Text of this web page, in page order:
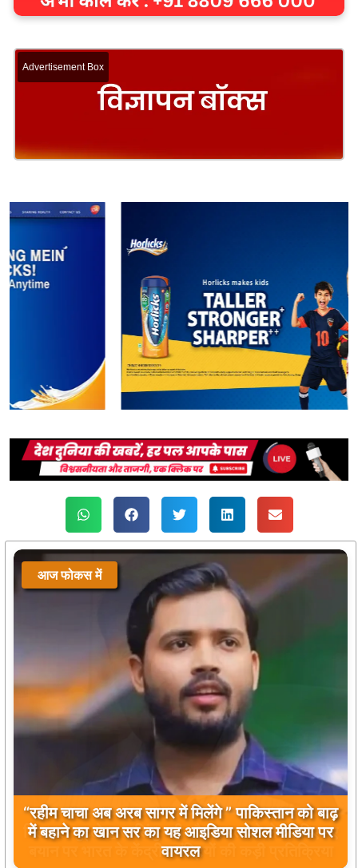
Advertisement Box
आज फोकस में
बिलावल भुट्टो द्वारा सिंधु नदी और भारत को लेकर दिए गए
बयान पर भारत के केंद्रीय मंत्रियों की कड़ी प्रतिक्रिया